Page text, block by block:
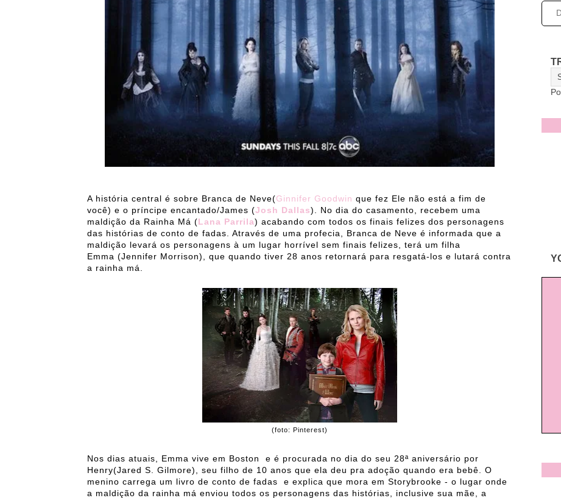
A história central é sobre Branca de Neve(Ginnifer Goodwin que fez Ele não está a fim de
você) e o príncipe encantado/James (Josh Dallas). No dia do casamento, recebem uma
maldição da Rainha Má (Lana Parrila) acabando com todos os finais felizes dos personagens
das histórias de conto de fadas. Através de uma profecia, Branca de Neve é informada que a
maldição levará os personagens à um lugar horrível sem finais felizes, terá um filha
Emma (Jennifer Morrison), que quando tiver 28 anos retornará para resgatá-los e lutará contra
a rainha má.
(foto: Pinterest)
Nos dias atuais, Emma vive em Boston e é procurada no dia do seu 28ª aniversário por
Henry(Jared S. Gilmore), seu filho de 10 anos que ela deu pra adoção quando era bebê. O
menino carrega um livro de conto de fadas e explica que mora em Storybrooke - o lugar onde
a maldição da rainha má enviou todos os personagens das histórias, inclusive sua mãe, a